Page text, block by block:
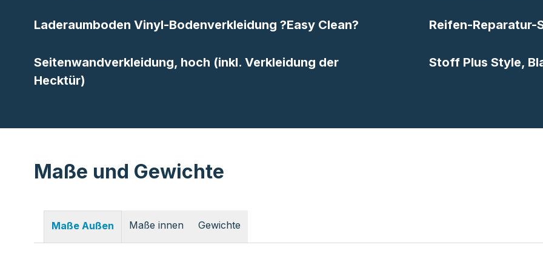
Laderaumboden Vinyl-Bodenverkleidung ?Easy Clean? Reifen-Reparatur-
Seitenwandverkleidung, hoch (inkl. Verkleidung der
Hecktür)
Stoff Plus Style,
Maße und Gewichte
Maße Außen Maße innen Gewichte